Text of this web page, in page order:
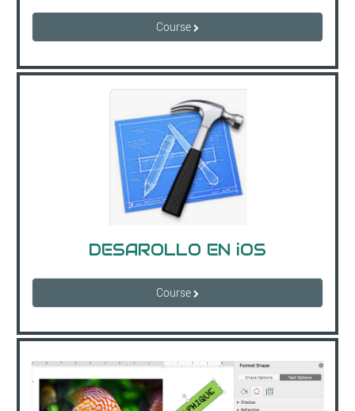
Course
DESAROLLO EN iOS
Course